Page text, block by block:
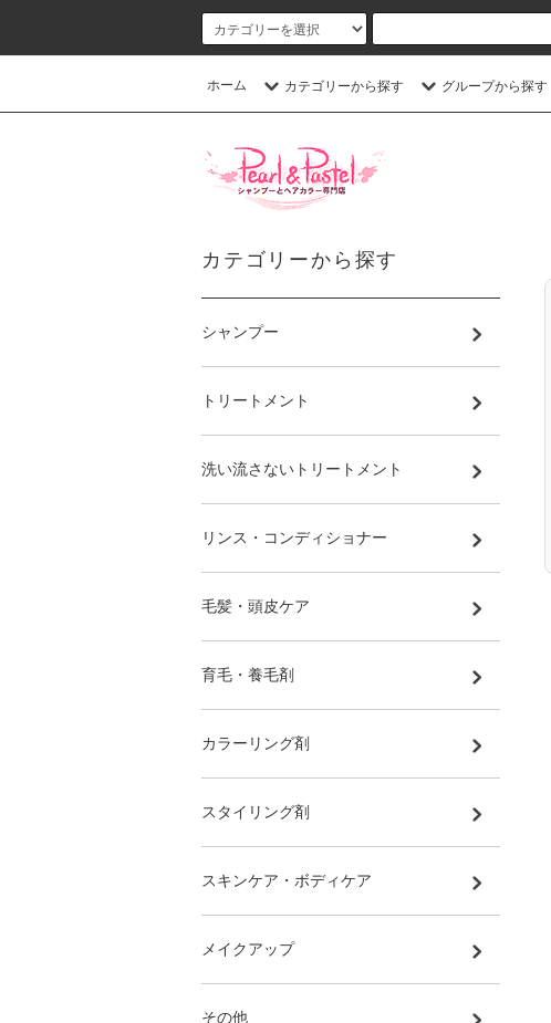
ホーム カテゴリーから探す グループから探す
カテゴリーから探す
シャンプー
トリートメント
洗い流さないトリートメント
リンス・コンディショナー
毛髪・頭皮ケア
育毛・養毛剤
カラーリング剤
スタイリング剤
スキンケア・ボディケア
メイクアップ
その他